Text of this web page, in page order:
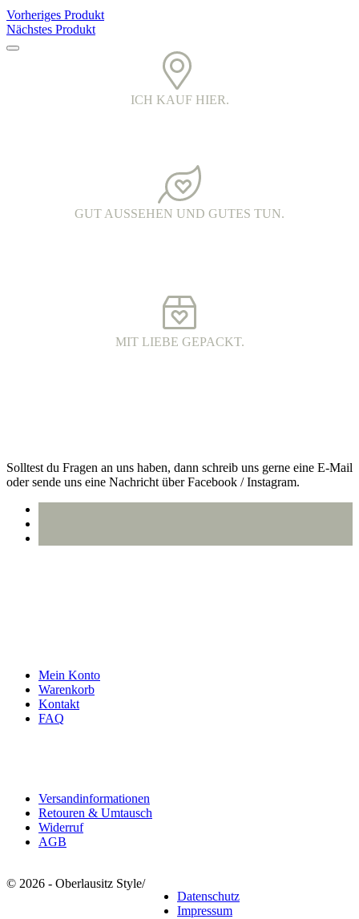
Vorheriges Produkt
Nächstes Produkt
ICH KAUF HIER.
GUT AUSSEHEN UND GUTES TUN.
MIT LIEBE GEPACKT.
Solltest du Fragen an uns haben, dann schreib uns gerne eine E-Mail
oder sende uns eine Nachricht über Facebook / Instagram.
Mein Konto
Warenkorb
Kontakt
FAQ
Versandinformationen
Retouren & Umtausch
Widerruf
AGB
© 2026 - Oberlausitz Style/
Datenschutz
Impressum